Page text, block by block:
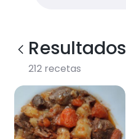
Resultados
212 recetas